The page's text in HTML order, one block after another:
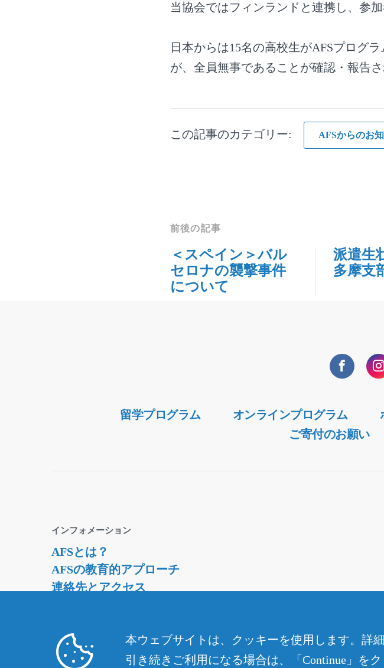
当協会ではフィンランドと連携し、参
日本からは15名の高校生がAFSプログ
が、全員無事であることが確認・報告
この記事のカテゴリー: AFSからのお
前後の記事
＜スペイン＞バル
セロナの襲撃事件
について
派遣生
多摩支
Facebook
留学プログラム オンラインプログラム
ご寄付のお願い
インフォメーション
AFSとは？
AFSの教育的アプローチ
連絡先とアクセス
本ウェブサイトは、クッキーを使用します。詳
引き続きご利用になる場合は、「Continue」を